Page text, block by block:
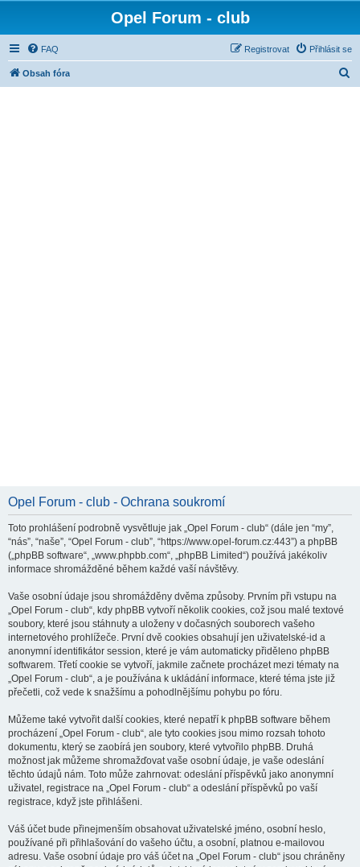
Opel Forum - club
FAQ Přihlásit se
Registrovat
Obsah fóra
Opel Forum - club - Ochrana soukromí
Toto prohlášení podrobně vysvětluje jak „Opel Forum - club“ (dále jen “my”,
“nás”, “naše”, “Opel Forum - club”, “https://www.opel-forum.cz:443”) a phpBB
(„phpBB software“, „www.phpbb.com“, „phpBB Limited“) používá jakékoliv
informace shromážděné během každé vaší návštěvy.
Vaše osobní údaje jsou shromážděny dvěma způsoby. Prvním při vstupu na
„Opel Forum - club“, kdy phpBB vytvoří několik cookies, což jsou malé textové
soubory, které jsou stáhnuty a uloženy v dočasných souborech vašeho
internetového prohlížeče. První dvě cookies obsahují jen uživatelské-id a
anonymní identifikátor session, které je vám automaticky přiděleno phpBB
softwarem. Třetí cookie se vytvoří, jakmile začnete procházet mezi tématy na
„Opel Forum - club“, a je používána k ukládání informace, které téma jste již
přečetli, což vede k snažšímu a pohodlnějšímu pohybu po fóru.
Můžeme také vytvořit další cookies, které nepatří k phpBB software během
procházení „Opel Forum - club“, ale tyto cookies jsou mimo rozsah tohoto
dokumentu, který se zaobírá jen soubory, které vytvořilo phpBB. Druhá
možnost jak můžeme shromažďovat vaše osobní údaje, je vaše odeslání
těchto údajů nám. Toto může zahrnovat: odeslání příspěvků jako anonymní
uživatel, registrace na „Opel Forum - club“ a odeslání příspěvků po vaší
registrace, když jste přihlášeni.
Váš účet bude přinejmenším obsahovat uživatelské jméno, osobní heslo,
používané při přihlašování do vašeho účtu, a osobní, platnou e-mailovou
adresu. Vaše osobní údaje pro váš účet na „Opel Forum - club“ jsou chráněny